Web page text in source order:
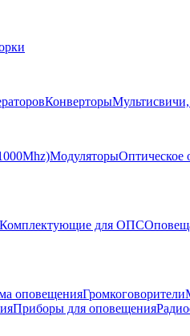
Конверторы
МодуляторыОптическое
Комплектующие для ОПС
оповещенияГромкоговорители
Приборы для оповещения